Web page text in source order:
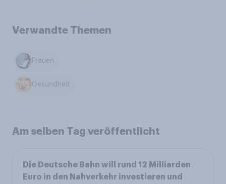
Verwandte Themen
Frauen
Gesundheit
Am selben Tag veröffentlicht
Die Deutsche Bahn will rund 12 Milliarden
Euro in den Nahverkehr investieren und